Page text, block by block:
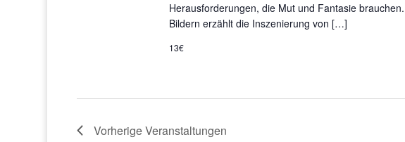
Herausforderungen, die Mut und Fantasie
Bildern erzählt die Inszenierung von […]
13€
VorherigeVeranstaltungen